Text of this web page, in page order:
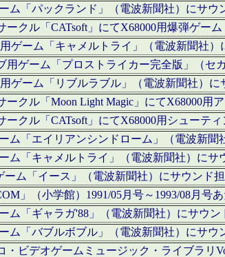
ム「パックランド」（電波新聞社）にサウ
ークル「CATsoft」にてX68000用爆弾ゲー
ゲーム「キャメルトライ」（電波新聞社）
用ゲーム「プロストライカー完全版」（セ
ゲーム「リブルラブル」（電波新聞社）に
ークル「Moon Light Magic」にてX68000
ークル「CATsoft」にてX68000用シューテ
ム「エイリアンシンドローム」（電波新聞
ム「キャメルトライ」（電波新聞社）にサ
ーム「イース」（電波新聞社）にサウンド担
」（小学館）1991/05月号～1993/08月
ム「ギャラガ'88」（電波新聞社）にサウン
ム「バブルボブル」（電波新聞社）にサウ
・ビデオゲームミュージック・ライブラリ